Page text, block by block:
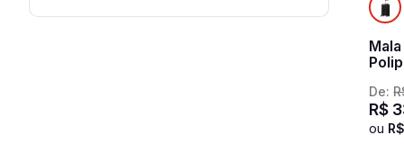
Kit
Fixo
De:
R$
ou R$